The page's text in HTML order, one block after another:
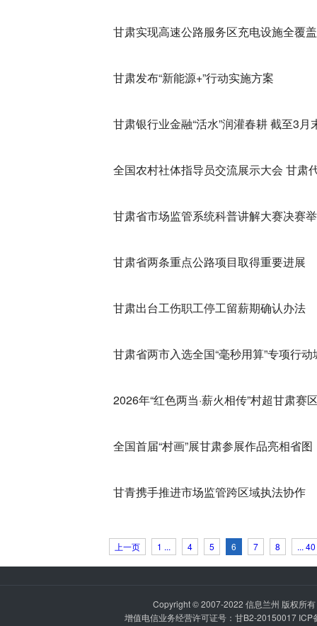
甘肃实现高速公路服务区充电设施全覆盖
甘肃发布“新能源+”行动实施方案
甘肃银行业金融“活水”润灌春耕 截至3
全国农村社
甘肃省市场监管系统科普讲解大赛决赛
甘肃省两条重点公路项目取得重要进展
甘肃出台工伤职工停工留薪期确认办法
甘肃省两市入选全国“毫秒用算”专项行动
2026年“红色两当·薪火相传”村超甘肃赛
全国首届“村画”展甘肃参展作品亮相省图
甘青携手推进市场监管跨区域执法协作
上一页 1 ... 4 5 6 7 8 ... 40
Copyright © 2007-2022 信息兰州 版权所
增值电信业务经营许可证号：甘B2-20150017 ICP